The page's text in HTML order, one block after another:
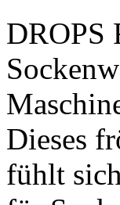
DROPS
Dieses
fühlt